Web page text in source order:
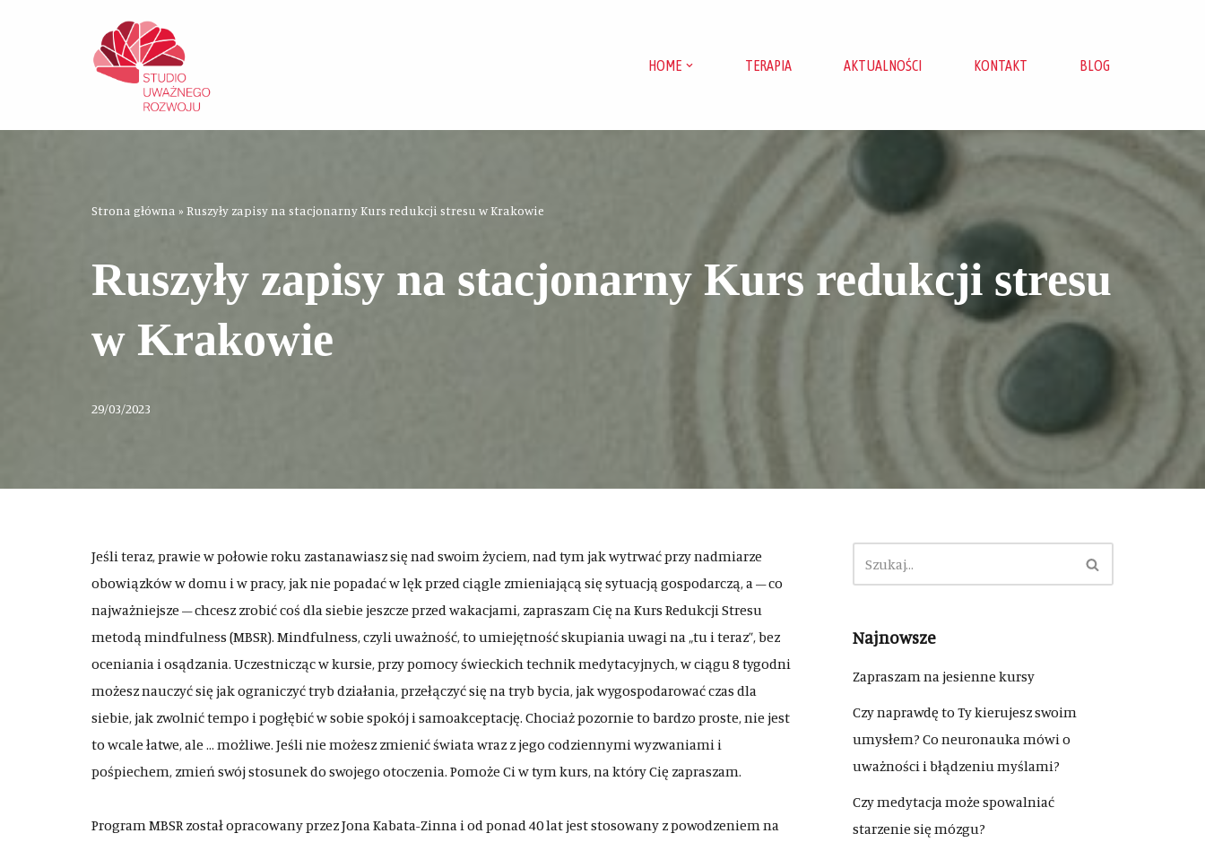
HOME TERAPIA AKTUALNOŚCI KONTAKT BLOG
Strona główna » Ruszyły zapisy na stacjonarny Kurs redukcji stresu w Krakowie
Ruszyły zapisy na stacjonarny Kurs redukcji stresu
w Krakowie
29/03/2023
Jeśli teraz, prawie w połowie roku zastanawiasz się nad swoim życiem, nad tym jak wytrwać przy nadmiarze
obowiązków w domu i w pracy, jak nie popadać w lęk przed ciągle zmieniającą się sytuacją gospodarczą, a – co
najważniejsze – chcesz zrobić coś dla siebie jeszcze przed wakacjami, zapraszam Cię na Kurs Redukcji Stresu
metodą mindfulness (MBSR). Mindfulness, czyli uważność, to umiejętność skupiania uwagi na „tu i teraz”, bez
oceniania i osądzania. Uczestnicząc w kursie, przy pomocy świeckich technik medytacyjnych, w ciągu 8 tygodni
możesz nauczyć się jak ograniczyć tryb działania, przełączyć się na tryb bycia, jak wygospodarować czas dla
siebie, jak zwolnić tempo i pogłębić w sobie spokój i samoakceptację. Chociaż pozornie to bardzo proste, nie jest
to wcale łatwe, ale … możliwe. Jeśli nie możesz zmienić świata wraz z jego codziennymi wyzwaniami i
pośpiechem, zmień swój stosunek do swojego otoczenia. Pomoże Ci w tym kurs, na który Cię zapraszam.
Program MBSR został opracowany przez Jona Kabata-Zinna i od ponad 40 lat jest stosowany z powodzeniem na
Najnowsze
Zapraszam na jesienne kursy
Czy naprawdę to Ty kierujesz swoim
umysłem? Co neuronauka mówi o
uważności i błądzeniu myślami?
Czy medytacja może spowalniać
starzenie się mózgu?